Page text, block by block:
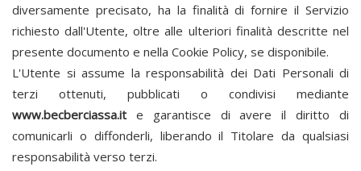
diversamente precisato, ha la finalità di fornire il Servizio
richiesto dall'Utente, oltre alle ulteriori finalità descritte nel
presente documento e nella Cookie Policy, se disponibile.
L'Utente si assume la responsabilità dei Dati Personali di
terzi ottenuti, pubblicati o condivisi mediante
www.becberciassa.it e garantisce di avere il diritto di
comunicarli o diffonderli, liberando il Titolare da qualsiasi
responsabilità verso terzi.